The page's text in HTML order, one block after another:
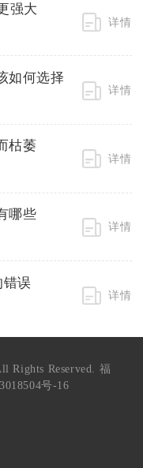
强大
详情
如何选择
详情
枯萎
详情
哪些
详情
误
详情
Rights Reserved. 福
号-16